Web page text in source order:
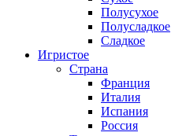
Полусухое
Полусладкое
Сладкое
Игристое
Страна
Франция
Италия
Испания
Россия